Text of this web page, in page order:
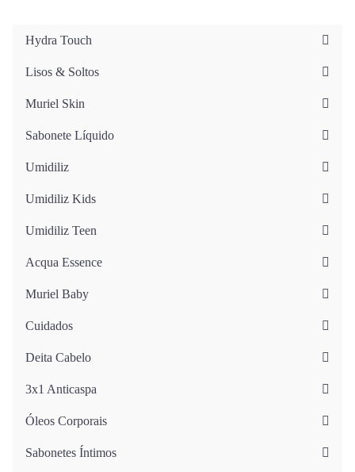
Hydra Touch
Lisos & Soltos
Muriel Skin
Sabonete Líquido
Umidiliz
Umidiliz Kids
Umidiliz Teen
Acqua Essence
Muriel Baby
Cuidados
Deita Cabelo
3x1 Anticaspa
Óleos Corporais
Sabonetes Íntimos